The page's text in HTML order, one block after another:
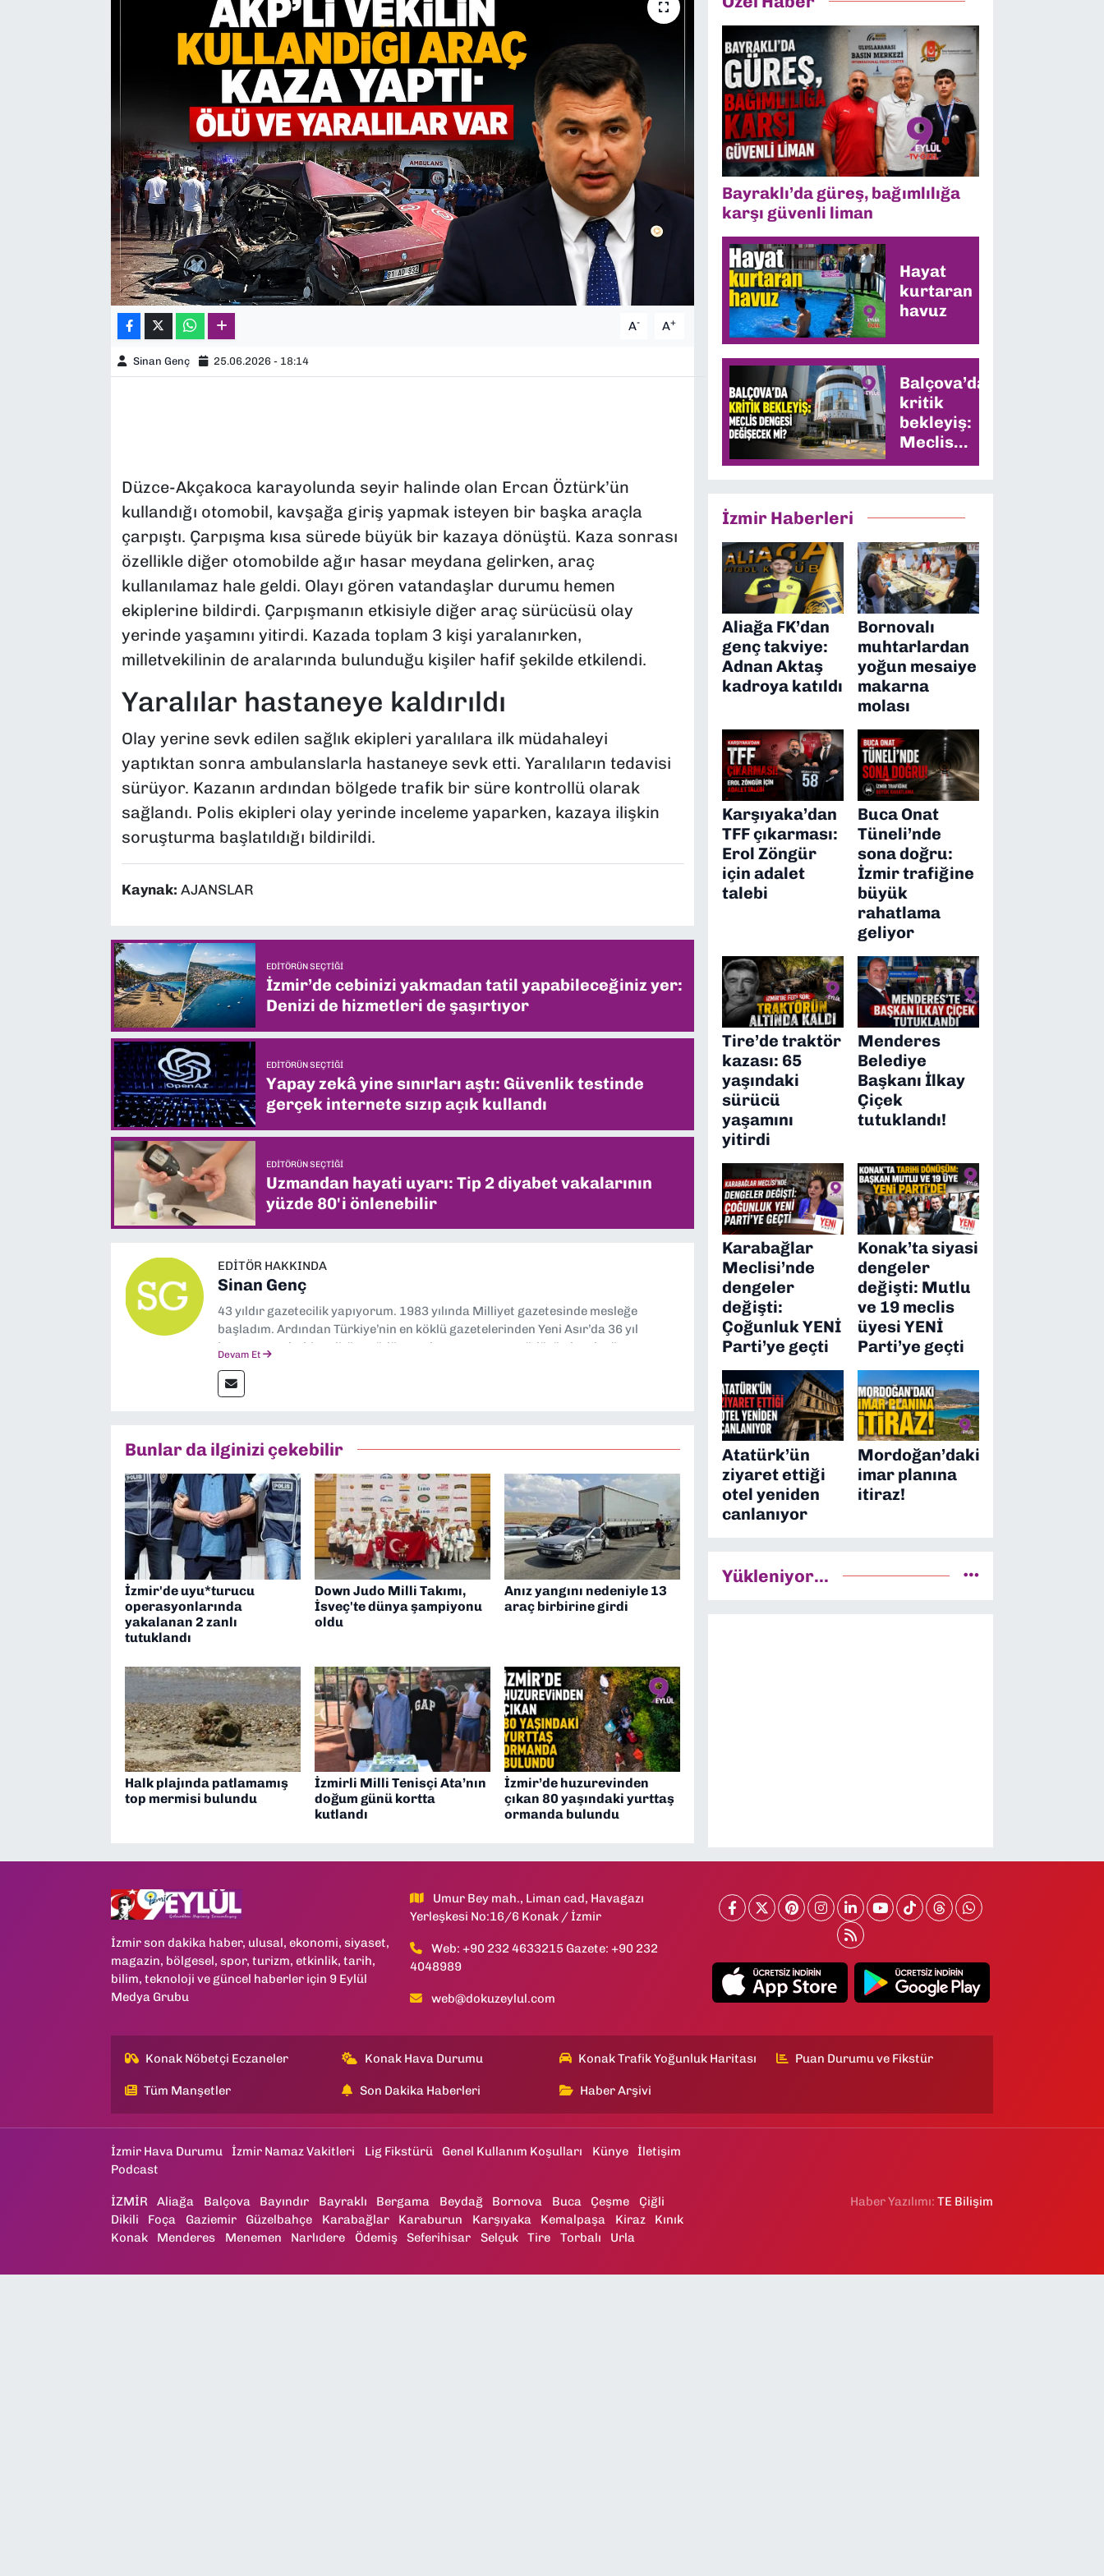
A- A+
Sinan Genç 25.06.2026 - 18:14
Düzce-Akçakoca karayolunda seyir halinde olan Ercan Öztürk’ün
kullandığı otomobil, kavşağa giriş yapmak isteyen bir başka araçla
çarpıştı. Çarpışma kısa sürede büyük bir kazaya dönüştü. Kaza sonrası
özellikle diğer otomobilde ağır hasar meydana gelirken, araç
kullanılamaz hale geldi. Olayı gören vatandaşlar durumu hemen
ekiplerine bildirdi. Çarpışmanın etkisiyle diğer araç sürücüsü olay
yerinde yaşamını yitirdi. Kazada toplam 3 kişi yaralanırken,
milletvekilinin de aralarında bulunduğu kişiler hafif şekilde etkilendi.
Yaralılar hastaneye kaldırıldı
Olay yerine sevk edilen sağlık ekipleri yaralılara ilk müdahaleyi
yaptıktan sonra ambulanslarla hastaneye sevk etti. Yaralıların tedavisi
sürüyor. Kazanın ardından bölgede trafik bir süre kontrollü olarak
sağlandı. Polis ekipleri olay yerinde inceleme yaparken, kazaya ilişkin
soruşturma başlatıldığı bildirildi.
Kaynak: AJANSLAR
EDITÖRÜN SEÇTIĞI
İzmir’de cebinizi yakmadan tatil yapabileceğiniz yer:
Denizi de hizmetleri de şaşırtıyor
EDITÖRÜN SEÇTIĞI
Yapay zekâ yine sınırları aştı: Güvenlik testinde
gerçek internete sızıp açık kullandı
EDITÖRÜN SEÇTIĞI
Uzmandan hayati uyarı: Tip 2 diyabet vakalarının
yüzde 80'i önlenebilir
EDITÖR HAKKINDA
Sinan Genç
43 yıldır gazetecilik yapıyorum. 1983 yılında Milliyet gazetesinde mesleğe
başladım. Ardından Türkiye’nin en köklü gazetelerinden Yeni Asır’da 36 yıl
boyunca muhabir, editör, müdür yardımcısı ve spor müdürü olarak görev
anda Dokuz Eylül Gazetesi'nde editörlük yapıyorum
Devam Et
Bunlar da ilginizi çekebilir
İzmir'de uyu*turucu
operasyonlarında
yakalanan 2 zanlı
tutuklandı
Down Judo Milli Takımı,
İsveç'te dünya şampiyonu
oldu
Anız yangını nedeniyle 13
araç birbirine girdi
Halk plajında patlamamış
top mermisi bulundu
İzmirli Milli Tenisçi Ata’nın
doğum günü kortta
kutlandı
İzmir’de huzurevinden
çıkan 80 yaşındaki yurttaş
ormanda bulundu
Bayraklı’da güreş, bağımlılığa
karşı güvenli liman
Hayat
kurtaran
havuz
Balçova’da
kritik
bekleyiş:
Meclis
dengesi
İzmir Haberleri
Aliağa FK’dan
genç takviye:
Adnan Aktaş
kadroya katıldı
Bornovalı
muhtarlardan
yoğun mesaiye
makarna
molası
Karşıyaka’dan
TFF çıkarması:
Erol Zöngür
için adalet
talebi
Buca Onat
Tüneli’nde
sona doğru:
İzmir trafiğine
büyük
rahatlama
geliyor
Tire’de traktör
kazası: 65
yaşındaki
sürücü
yaşamını
yitirdi
Menderes
Belediye
Başkanı İlkay
Çiçek
tutuklandı!
Karabağlar
Meclisi’nde
dengeler
değişti:
Çoğunluk YENİ
Parti’ye geçti
Konak’ta siyasi
dengeler
değişti: Mutlu
ve 19 meclis
üyesi YENİ
Parti’ye geçti
Atatürk’ün
ziyaret ettiği
otel yeniden
canlanıyor
Mordoğan’daki
imar planına
itiraz!
Yükleniyor...
İzmir son dakika haber, ulusal, ekonomi, siyaset,
magazin, bölgesel, spor, turizm, etkinlik, tarih,
bilim, teknoloji ve güncel haberler için 9 Eylül
Medya Grubu
Umur Bey mah., Liman cad, Havagazı
Yerleşkesi No:16/6 Konak / İzmir
Web: +90 232 4633215 Gazete: +90 232
4048989
web@dokuzeylul.com
Konak Nöbetçi Eczaneler Konak Hava Durumu Konak Trafik Yoğunluk Haritası Puan Durumu ve Fikstür
Tüm Manşetler Son Dakika Haberleri Haber Arşivi
İzmir Hava Durumu İzmir Namaz Vakitleri Lig Fikstürü Genel Kullanım Koşulları Künye
İletişim
Podcast
İZMİR Aliağa Balçova Bayındır Bayraklı Bergama Beydağ Bornova Buca Çeşme
Çiğli
Dikili
Foça Gaziemir Güzelbahçe Karabağlar Karaburun Karşıyaka Kemalpaşa Kiraz
Kınık
Konak
Menderes Menemen Narlıdere Ödemiş Seferihisar Selçuk Tire Torbalı Urla
Haber Yazılımı:TE Bilişim
YEREL YÖNETİMLER